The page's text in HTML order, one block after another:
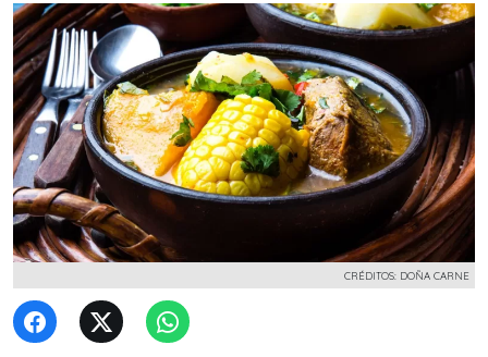
CRÉDITOS: DOÑA CARNE